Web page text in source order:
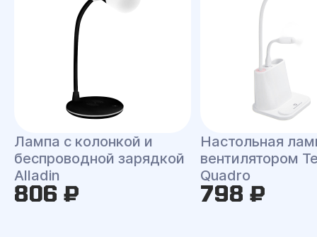
Лампа с колонкой и
беспроводной зарядкой
Alladin
806 ₽
Настольная
вентилятором
Quadro
798 ₽